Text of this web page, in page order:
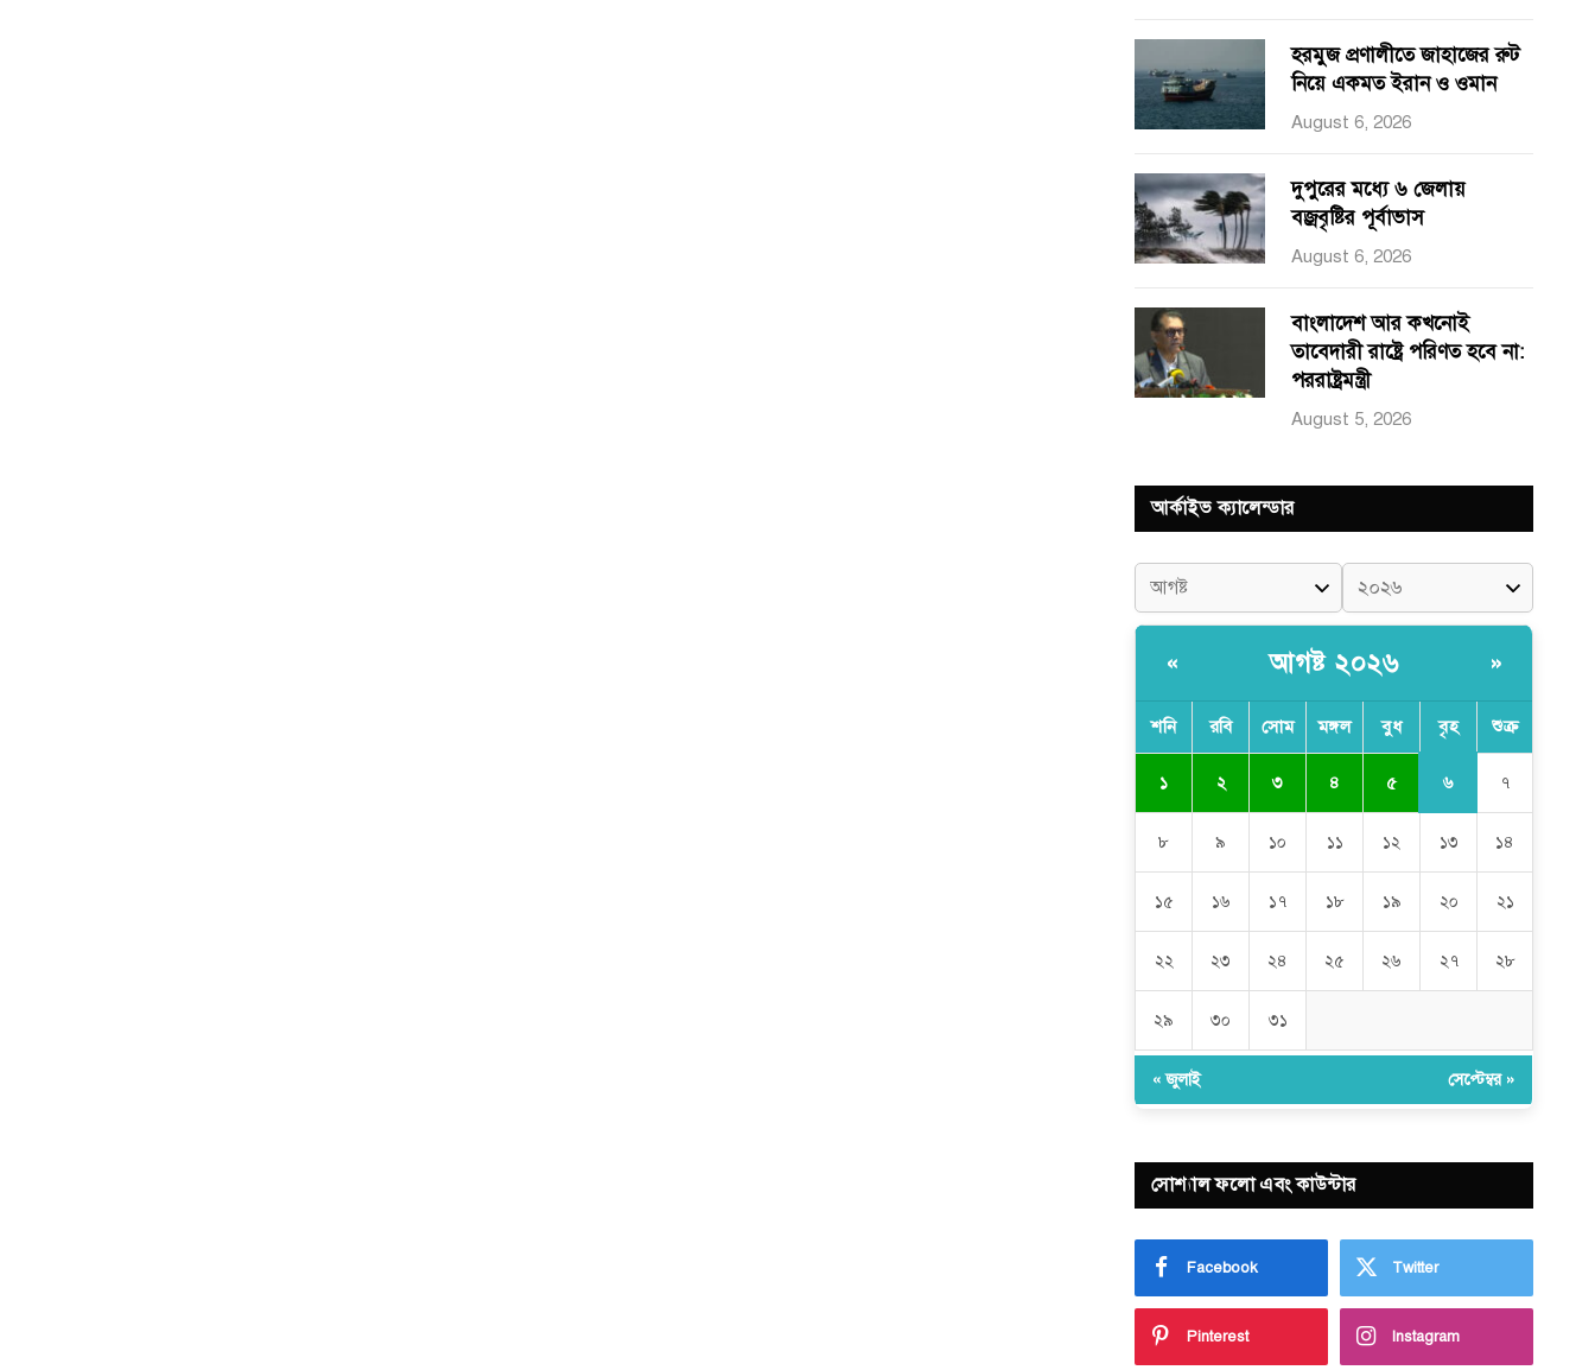
হরমুজ প্রণালীতে জাহাজের রুট
নিয়ে একমত ইরান ও ওমান
August 6, 2026
দুপুরের মধ্যে ৬ জেলায়
বজ্রবৃষ্টির পূর্বাভাস
August 6, 2026
বাংলাদেশ আর কখনোই
তাবেদারী রাষ্ট্রে পরিণত হবে না:
পররাষ্ট্রমন্ত্রী
August 5, 2026
আর্কাইভ ক্যালেন্ডার
« আগষ্ট ২০২৬ »
শনি রবি সোম মঙ্গল বুধ বৃহ শুক্র
১ ২ ৩ ৪ ৫ ৬ ৭
৮ ৯ ১০ ১১ ১২ ১৩ ১৪
১৫ ১৬ ১৭ ১৮ ১৯ ২০ ২১
২২ ২৩ ২৪ ২৫ ২৬ ২৭ ২৮
২৯ ৩০ ৩১
« জুলাই সেপ্টেম্বর »
সোশ্যাল ফলো এবং কাউন্টার
Facebook Twitter
Pinterest Instagram